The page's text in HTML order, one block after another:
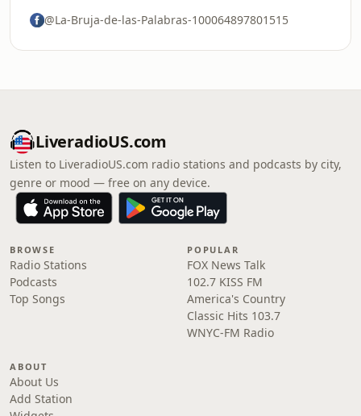
@La-Bruja-de-las-Palabras-100064897801515
LiveradioUS.com
Listen to LiveradioUS.com radio stations and podcasts by city,
genre or mood — free on any device.
BROWSE
Radio Stations
Podcasts
Top Songs
POPULAR
FOX News Talk
102.7 KISS FM
America's Country
Classic Hits 103.7
WNYC-FM Radio
ABOUT
About Us
Add Station